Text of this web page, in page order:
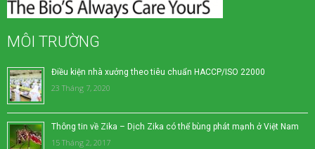
MÔI TRƯỜNG
Điều kiện nhà xưởng theo tiêu chuẩn HACCP/ISO 22000
23 Tháng 7, 2020
Thông tin về Zika – Dịch Zika có thể bùng phát mạnh ở Việt Nam
15 Tháng 2, 2017